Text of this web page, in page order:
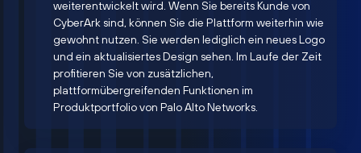
weiterentwickelt wird. Wenn Sie bereits Kunde von
CyberArk sind, können Sie die Plattform weiterhin wie
gewohnt nutzen. Sie werden lediglich ein neues Logo
und ein aktualisiertes Design sehen. Im Laufe der Zeit
profitieren Sie von zusätzlichen,
plattformübergreifenden Funktionen im
Produktportfolio von Palo Alto Networks.